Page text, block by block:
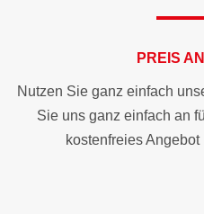
PREIS
Nutzen Sie ganz einfach
Sie uns ganz einfach an
kostenfreies Angebot